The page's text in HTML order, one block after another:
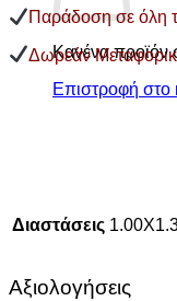
Κανένα προϊόν
Επιστροφή στο
Παράδοση σε όλη
Δωρεάν
Διαστάσεις
Αξιολογήσεις